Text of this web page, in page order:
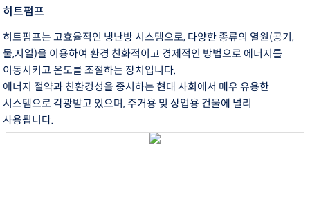
히트펌프
히트펌프는 고효율적인 냉난방 시스템으로, 다양한 종류의 열원(공기,
물,지열)을 이용하여 환경 친화적이고 경제적인 방법으로 에너지를
이동시키고 온도를 조절하는 장치입니다.
에너지 절약과 친환경성을 중시하는 현대 사회에서 매우 유용한
시스템으로 각광받고 있으며, 주거용 및 상업용 건물에 널리
사용됩니다.